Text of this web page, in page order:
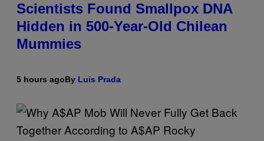
Scientists Found Smallpox DNA
Hidden in 500-Year-Old Chilean
Mummies
5 hours agoBy Luis Prada